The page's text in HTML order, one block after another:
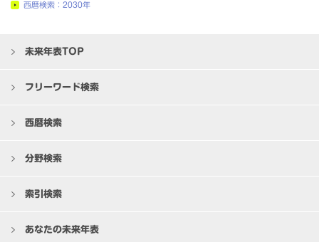
西暦検索：2030年
未来年表TOP
フリーワード検索
西暦検索
分野検索
索引検索
あなたの未来年表